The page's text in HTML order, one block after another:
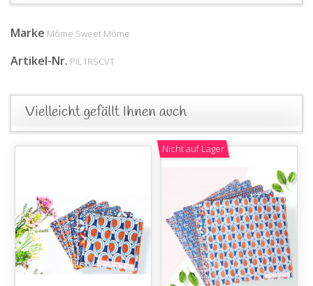
Marke Môme Sweet Môme
Artikel-Nr. PIL1RSCVT
Vielleicht gefällt Ihnen auch
Nicht auf Lager